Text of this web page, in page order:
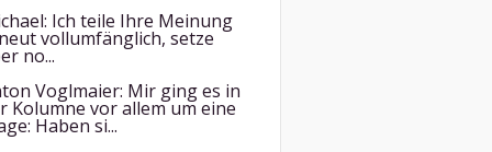
Ich teile Ihre Meinung
vollumfänglich, setze
no...
Voglmaier: Mir ging es in
Kolumne vor allem um eine
Haben si...